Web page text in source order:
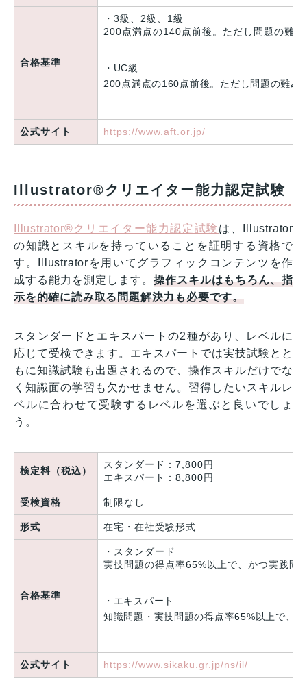
合格基準
・3級、2級、1級
200点満点の140点前後。ただし問題の難
・UC級
200点満点の160点前後。ただし問題の難易
公式サイト https://www.aft.or.jp/
Illustrator®クリエイター能力認定試験
Illustrator®クリエイター能力認定試験 は、Illustrator
の知識とスキルを持っていることを証明する資格で
す。Illustratorを用いてグラフィックコンテンツを作
成する能力を測定します。操作スキルはもちろん、指
示を的確に読み取る問題解決力も必要です。
スタンダードとエキスパートの2種があり、レベルに
応じて受検できます。エキスパートでは実技試験とと
もに知識試験も出題されるので、操作スキルだけでな
く知識面の学習も欠かせません。習得したいスキルレ
ベルに合わせて受験するレベルを選ぶと良いでしょ
う。
検定料（税込）
スタンダード：7,800円
エキスパート：8,800円
受検資格 制限なし
形式 在宅・在社受験形式
合格基準
・スタンダード
実技問題の得点率65%以上で、かつ実践問
・エキスパート
知識問題・実技問題の得点率65%以上で、
公式サイト https://www.sikaku.gr.jp/ns/il/